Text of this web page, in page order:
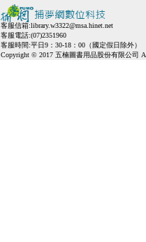
客服信箱:library.w3322@msa.hinet.net
客服電話:(07)2351960
客服時間:平日9：30-18：00（國定假日除外）
Copyright © 2017 五楠圖書用品股份有限公司